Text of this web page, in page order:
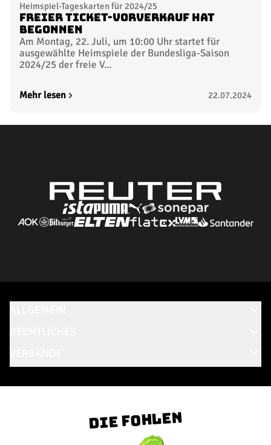
Heimspiel-Tageskarten für 2024/25
Freier Ticket-Vorverkauf hat
begonnen
Am Montag, 22. Juli, um 10:00 Uhr startet für
ausgewählte Heimspiele der Bundesliga-Saison
2024/25 der freie V...
Mehr lesen 22.07.2024
Die Fohlen